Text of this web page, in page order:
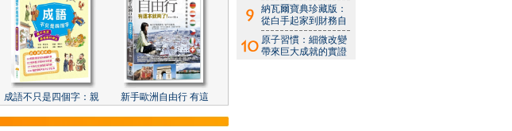
成語不只是四個字：親 新手歐洲自由行 有這
納瓦爾寶典珍藏版：
從白手起家到財務自
原子習慣：細微改變
帶來巨大成就的實證